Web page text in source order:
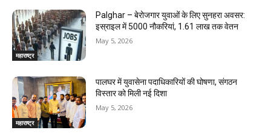
महाराष्ट्र
Palghar – बेरोजगार युवाओं के लिए सुनहरा अवसर:
इस्राइल में 5000 नौकरियां, ₹1.61 लाख तक वेतन
May 5, 2026
महाराष्ट्र
पालघर में युवासेना पदाधिकारियों की घोषणा, संगठन
विस्तार को मिली नई दिशा
May 5, 2026